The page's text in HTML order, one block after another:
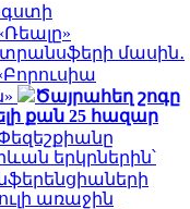
մասին․
Ծայրահեղ շոգը
քան 25 հազար
երկրներին՝
առաջին